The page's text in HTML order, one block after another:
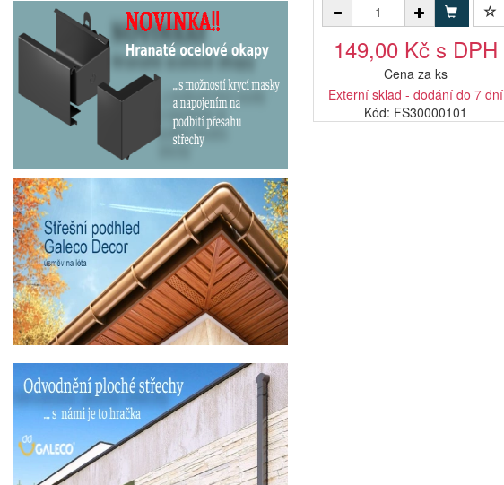
149,00 Kč s DPH
Cena za ks
Externí sklad - dodání do 7 dní
Kód: FS30000101